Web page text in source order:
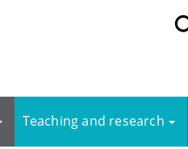
Teaching and research